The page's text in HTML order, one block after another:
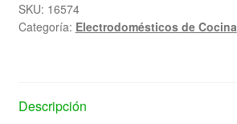
SKU: 16574
Categoría: Electrodomésticos de Cocina
Descripción